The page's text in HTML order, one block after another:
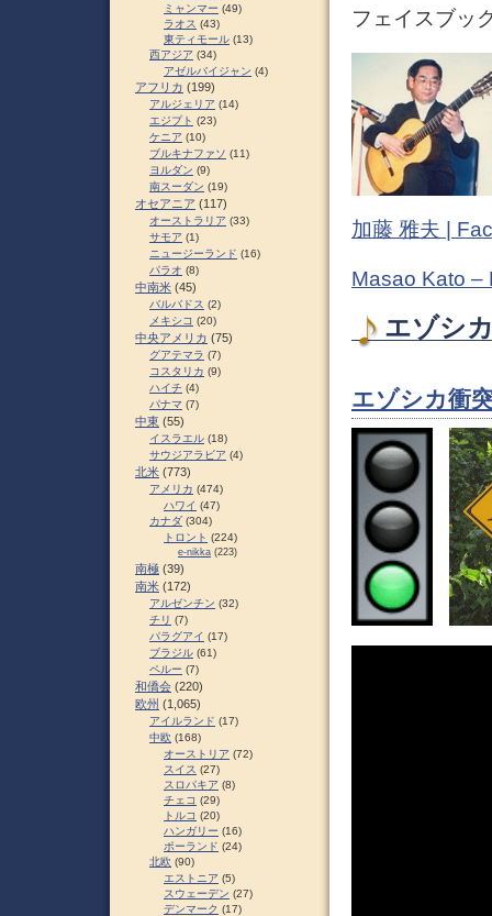
フェイスブッ
加藤 雅夫 |
Masao Kato –
エゾシ
エゾシカ衝
ミャンマー (49)
ラオス (43)
東ティモール (13)
西アジア (34)
アゼルバイジャン (4)
アフリカ (199)
アルジェリア (14)
エジプト (23)
ケニア (10)
ブルキナファソ (11)
ヨルダン (9)
南スーダン (19)
オセアニア (117)
オーストラリア (33)
サモア (1)
ニュージーランド (16)
パラオ (8)
中南米 (45)
バルバドス (2)
メキシコ (20)
中央アメリカ (75)
グアテマラ (7)
コスタリカ (9)
ハイチ (4)
パナマ (7)
中東 (55)
イスラエル (18)
サウジアラビア (4)
北米 (773)
アメリカ (474)
ハワイ (47)
カナダ (304)
トロント (224)
e-nikka (223)
南極 (39)
南米 (172)
アルゼンチン (32)
チリ (7)
パラグアイ (17)
ブラジル (61)
ペルー (7)
和僑会 (220)
欧州 (1,065)
アイルランド (17)
中欧 (168)
オーストリア (72)
スイス (27)
スロパキア (8)
チェコ (29)
トルコ (20)
ハンガリー (16)
ポーランド (24)
北欧 (90)
エストニア (5)
スウェーデン (27)
デンマーク (17)